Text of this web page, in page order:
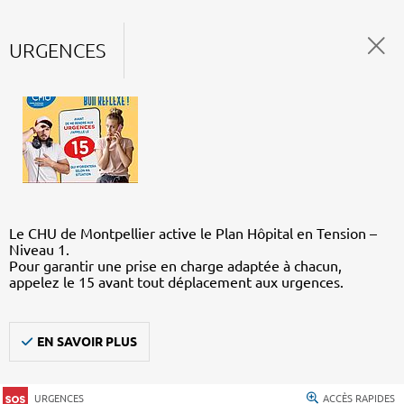
URGENCES
Le CHU de Montpellier active le Plan Hôpital en Tension –
Niveau 1.
Pour garantir une prise en charge adaptée à chacun,
appelez le 15 avant tout déplacement aux urgences.
EN SAVOIR PLUS
URGENCES ACCÈS RAPIDES